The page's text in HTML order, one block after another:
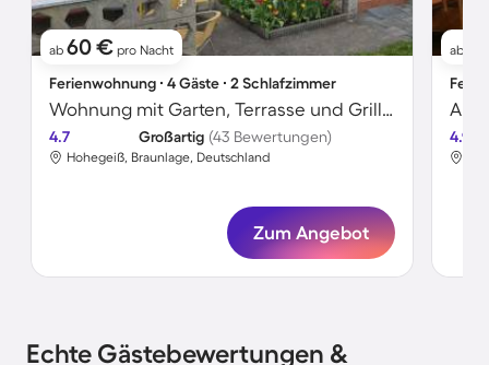
ab 60 € pro Nacht
Ferienwohnung ∙ 4 Gäste ∙ 2 Schlafzimmer
Wohnung mit Garten, Terrasse und Grill | Bergblick
4.7 Großartig (43 Bewertungen)
Hohegeiß, Braunlage, Deutschland
Zum Angebot
ab
4.9
Echte Gästebewertungen &